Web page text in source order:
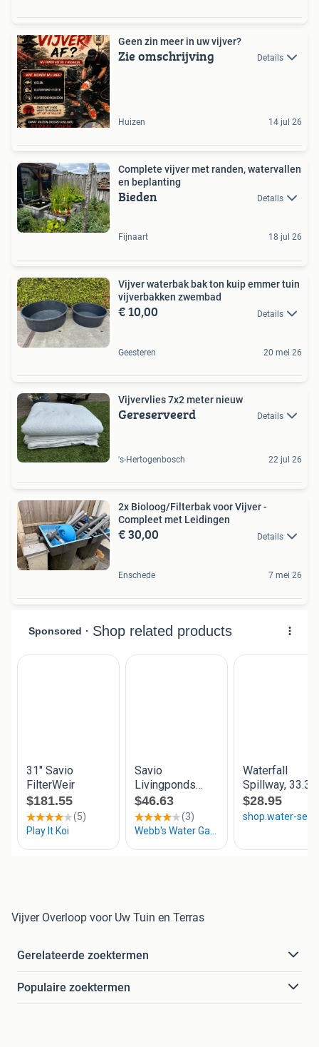
Geen zin meer in uw vijver?
Zie omschrijving Details
Huizen 14 jul 26
Complete vijver met randen, watervallen
en beplanting
Bieden Details
Fijnaart 18 jul 26
Vijver waterbak bak ton kuip emmer tuin
vijverbakken zwembad
€ 10,00 Details
Geesteren 20 mei 26
Vijvervlies 7x2 meter nieuw
Gereserveerd Details
's-Hertogenbosch 22 jul 26
2x Bioloog/Filterbak voor Vijver -
Compleet met Leidingen
€ 30,00 Details
Enschede 7 mei 26
Vijver Overloop voor Uw Tuin en Terras
Gerelateerde zoektermen
Populaire zoektermen